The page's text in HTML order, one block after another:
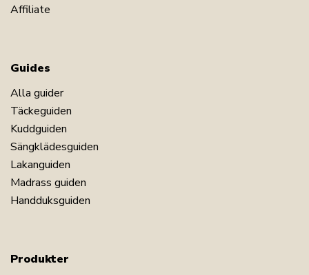
Affiliate
Guides
Alla guider
Täckeguiden
Kuddguiden
Sängklädesguiden
Lakanguiden
Madrass guiden
Handduksguiden
Produkter